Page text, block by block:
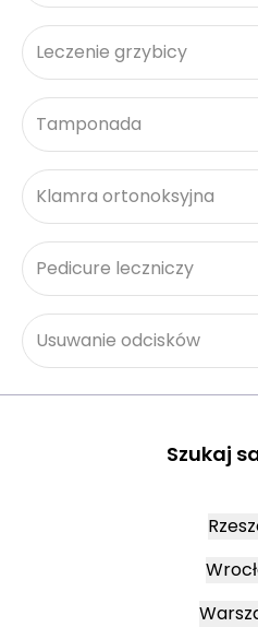
Leczenie grzybicy
Tamponada
Klamra ortonoksyjna
Pedicure leczniczy
Usuwanie odcisków
Szukaj